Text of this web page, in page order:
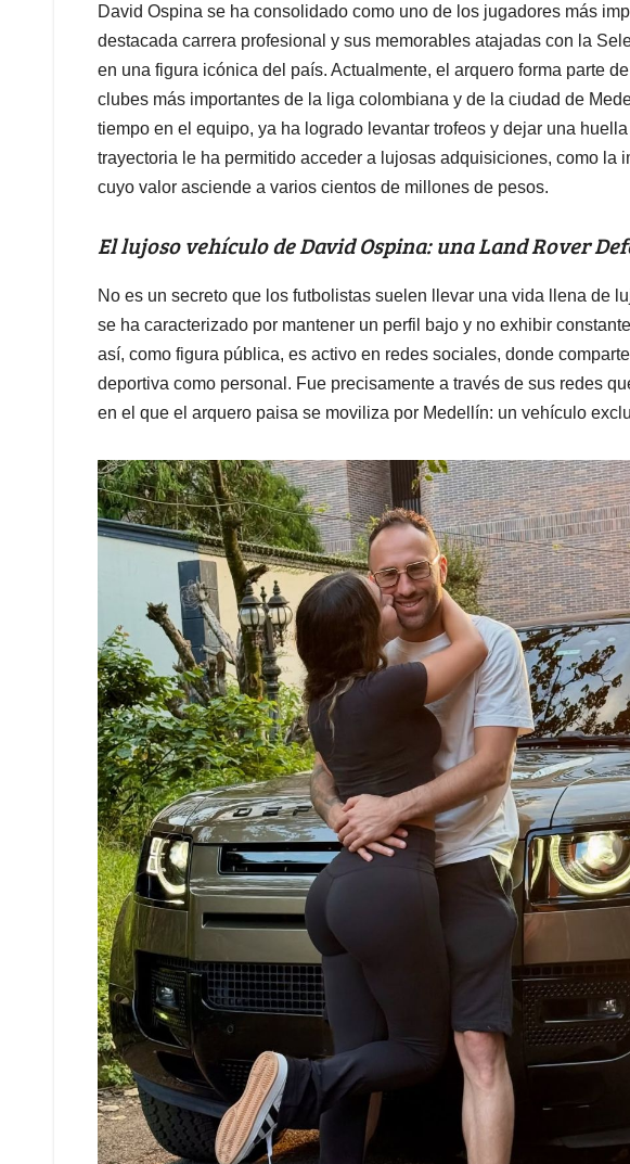
A
p
p
o
o
k
d
I
n
d
s
David Ospina se ha consolidado como uno de los jugadores más
destacada carrera profesional y sus memorables atajadas con la
en una figura icónica del país. Actualmente, el arquero forma parte de
clubes más importantes de la liga colombiana y de la ciudad de
tiempo en el equipo, ya ha logrado levantar trofeos y dejar una
trayectoria le ha permitido acceder a lujosas adquisiciones, como la
cuyo valor asciende a varios cientos de millones de pesos.
El lujoso vehículo de David Ospina: una Land Rover
No es un secreto que los futbolistas suelen llevar una vida llena de
se ha caracterizado por mantener un perfil bajo y no exhibir
así, como figura pública, es activo en redes sociales, donde
deportiva como personal. Fue precisamente a través de sus redes
en el que el arquero paisa se moviliza por Medellín: un vehículo